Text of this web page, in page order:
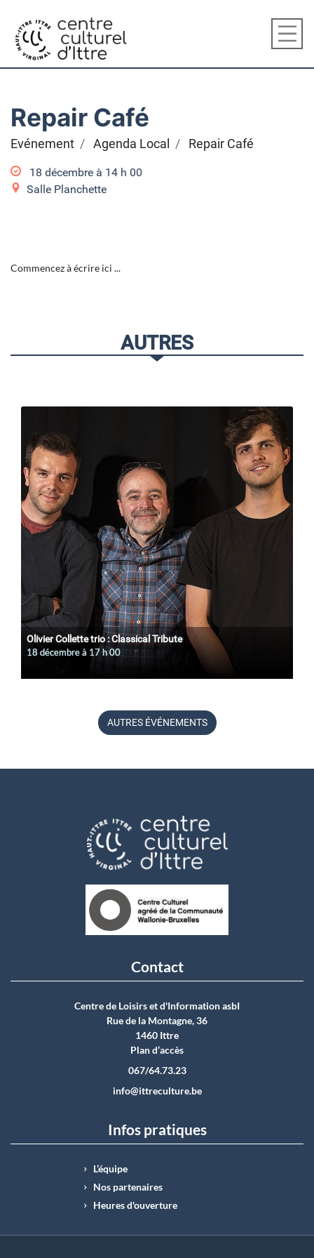
Repair Café
Evénement Agenda Local Repair Café
18 décembre à 14 h 00
Salle Planchette
Commencez à écrire ici ...
AUTRES
Olivier Collette trio : Classical Tribute
18 décembre à 17 h 00
AUTRES ÉVÉNEMENTS
Contact
Centre de Loisirs et d'Information asbI
Rue de la Montagne, 36
1460 Ittre
Plan d’accès
067/64.73.23
info@ittreculture.be
Infos pratiques
L’équipe
Nos partenaires
Heures d'ouverture